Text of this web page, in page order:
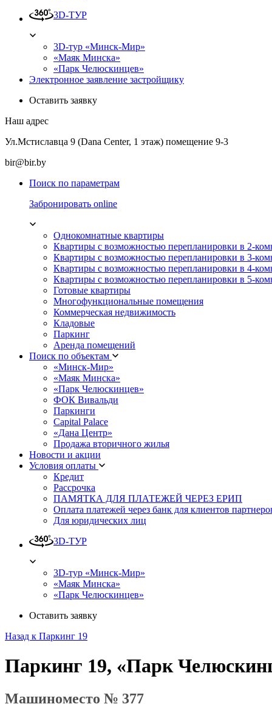
3D-ТУР
3D-тур «Минск-Мир»
«Маяк Минска»
«Парк Челюскинцев»
Электронное заявление застройщику
Оставить заявку
Наш адрес
Ул.Мстиславца 9 (Dana Center, 1 этаж) помещение 9-3
bir@bir.by
Поиск по параметрам
Забронировать online
Однокомнатные квартиры
Квартиры с возможностью перепланировки в 2-
Квартиры с возможностью перепланировки в 3-
Квартиры с возможностью перепланировки в 4-
Квартиры с возможностью перепланировки в 5-
Готовые квартиры
Многофункциональные помещения
Коммерческая недвижимость
Кладовые
Паркинг
Аренда помещений
Поиск по объектам
«Минск-Мир»
«Маяк Минска»
«Парк Челюскинцев»
ФОК Вивальди
Паркинги
Capital Palace
«Дана Центр»
Продажа вторичного жилья
Новости и акции
Условия оплаты
Кредит
Рассрочка
ПАМЯТКА ДЛЯ ПЛАТЕЖЕЙ ЧЕРЕЗ ЕРИП
Оплата платежей через банк для клиентов
Для юридических лиц
3D-ТУР
3D-тур «Минск-Мир»
«Маяк Минска»
«Парк Челюскинцев»
Оставить заявку
Назад к Паркинг 19
Паркинг 19, «Парк
Машиноместо № 377